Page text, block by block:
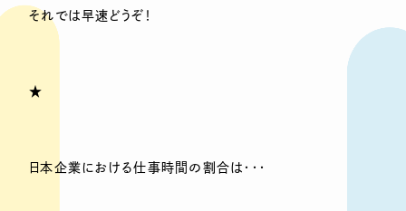
それでは早速どうぞ！
★
日本企業における仕事時間の割合は・・・